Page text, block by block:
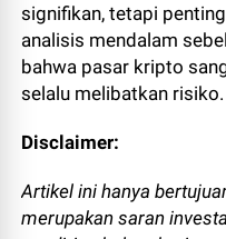
signifikan, tetapi
analisis mendalam
bahwa pasar kripto
selalu melibatkan risiko.
Disclaimer:
Artikel ini hanya
merupakan saran